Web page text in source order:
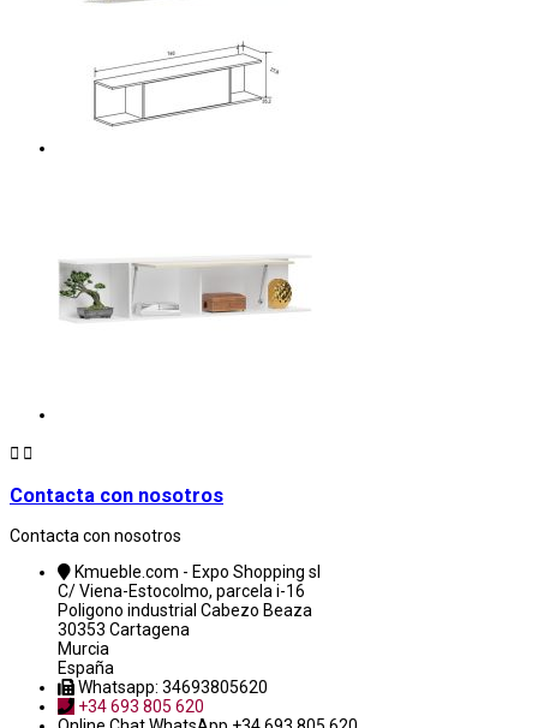
 
Contacta con nosotros
Contacta con nosotros
Kmueble.com - Expo Shopping sl
C/ Viena-Estocolmo, parcela i-16
Poligono industrial Cabezo Beaza
30353 Cartagena
Murcia
España
Whatsapp: 34693805620
+34 693 805 620